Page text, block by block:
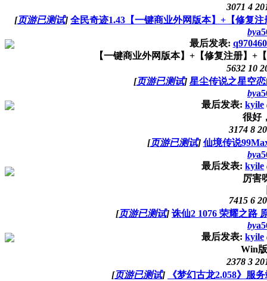
3071 4
[页游已测试] 全民奇迹1.43【一键商业外网版本】+【修复
by
最后发表:
【一键商业外网版本】+【修复注册】+
5632 10
[页游已测试] 星尘传说之星空
by
最后发表: kyile
很好
3174 8
[页游已测试] 仙境传说
by
最后发表: kyile
厉害
7415 6
[页游已测试] 诛仙2 1076 荣耀之路
by
最后发表: kyile
Win
2378 3
[页游已测试]
《梦幻古龙2.058》服